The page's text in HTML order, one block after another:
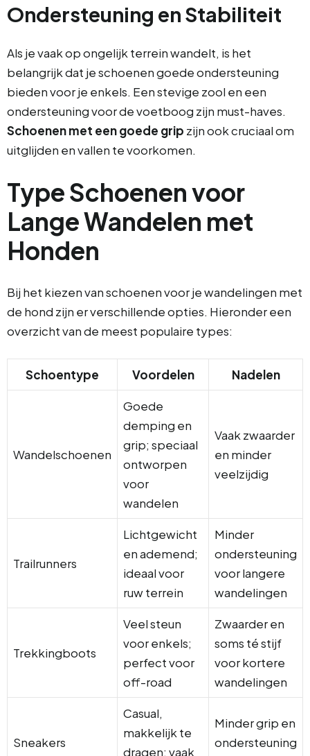
Ondersteuning en Stabiliteit
Als je vaak op ongelijk terrein wandelt, is het
belangrijk dat je schoenen goede ondersteuning
bieden voor je enkels. Een stevige zool en een
ondersteuning voor de voetboog zijn must-haves.
Schoenen met een goede grip zijn ook cruciaal om
uitglijden en vallen te voorkomen.
Type Schoenen voor
Lange Wandelen met
Honden
Bij het kiezen van schoenen voor je wandelingen met
de hond zijn er verschillende opties. Hieronder een
overzicht van de meest populaire types:
Schoentype Voordelen Nadelen
Wandelschoenen
Goede
demping en
grip; speciaal
ontworpen
voor
wandelen
Vaak zwaarder
en minder
veelzijdig
Trailrunners
Lichtgewicht
en ademend;
ideaal voor
ruw terrein
Minder
ondersteuning
voor langere
wandelingen
Trekkingboots
Veel steun
voor enkels;
perfect voor
off-road
Zwaarder en
soms té stijf
voor kortere
wandelingen
Sneakers
Casual,
makkelijk te
dragen; vaak
Minder grip en
ondersteuning